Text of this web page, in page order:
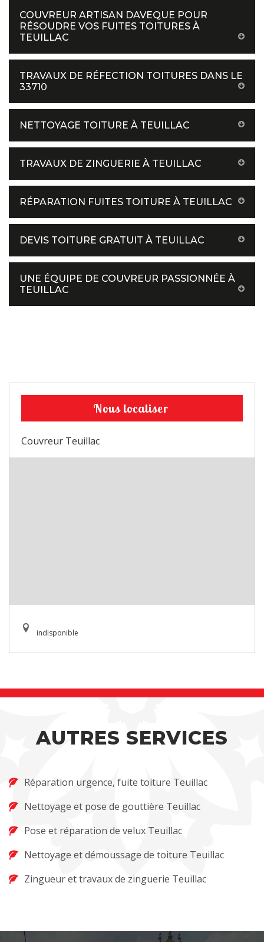
COUVREUR ARTISAN DAVEQUE POUR
RÉSOUDRE VOS FUITES TOITURES À
TEUILLAC
TRAVAUX DE RÉFECTION TOITURES DANS LE
33710
NETTOYAGE TOITURE À TEUILLAC
TRAVAUX DE ZINGUERIE À TEUILLAC
RÉPARATION FUITES TOITURE À TEUILLAC
DEVIS TOITURE GRATUIT À TEUILLAC
UNE ÉQUIPE DE COUVREUR PASSIONNÉE À
TEUILLAC
Nous localiser
Couvreur Teuillac
indisponible
AUTRES SERVICES
Réparation urgence, fuite toiture Teuillac
Nettoyage et pose de gouttière Teuillac
Pose et réparation de velux Teuillac
Nettoyage et démoussage de toiture Teuillac
Zingueur et travaux de zinguerie Teuillac